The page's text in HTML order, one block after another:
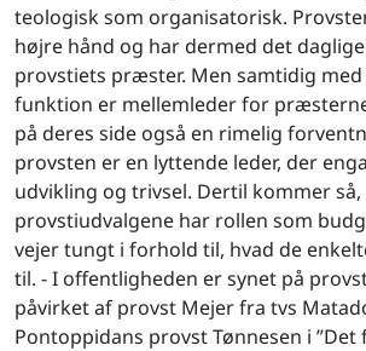
teologisk som organisatorisk.
højre hånd og har dermed det
provstiets præster. Men samtidig
funktion er mellemleder for
på deres side også en rimelig
provsten er en lyttende leder, der
udvikling og trivsel. Dertil kommer
provstiudvalgene har rollen som
vejer tungt i forhold til, hvad de
til. - I offentligheden er synet på
påvirket af provst Mejer fra tvs
Pontoppidans provst Tønnesen i